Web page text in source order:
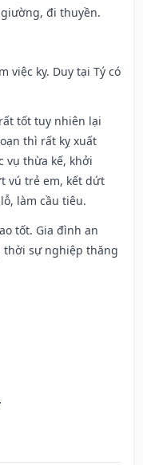
đi thuyền.
việc kỵ. Duy tại Tý có
tốt tuy nhiên lại
thì rất kỵ xuất
vụ thừa kế, khởi
vú trẻ em, kết dứt
làm cầu tiêu.
tốt. Gia đình an
thời sự nghiệp thăng